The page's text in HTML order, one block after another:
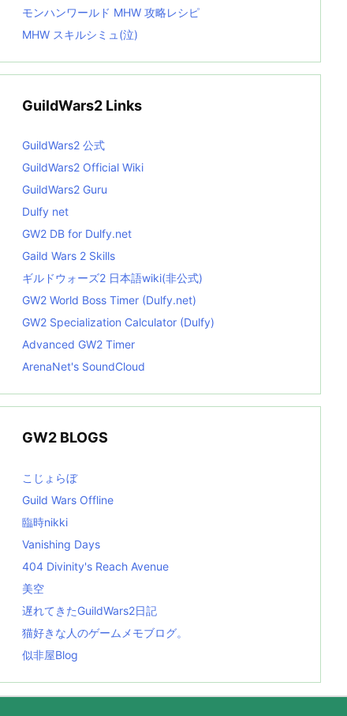
モンハンワールド MHW 攻略レシピ
MHW スキルシミュ(泣)
GuildWars2 Links
GuildWars2 公式
GuildWars2 Official Wiki
GuildWars2 Guru
Dulfy net
GW2 DB for Dulfy.net
Gaild Wars 2 Skills
ギルドウォーズ2 日本語wiki(非公式)
GW2 World Boss Timer (Dulfy.net)
GW2 Specialization Calculator (Dulfy)
Advanced GW2 Timer
ArenaNet's SoundCloud
GW2 BLOGS
こじょらぼ
Guild Wars Offline
臨時nikki
Vanishing Days
404 Divinity's Reach Avenue
美空
遅れてきたGuildWars2日記
猫好きな人のゲームメモブログ。
似非屋Blog